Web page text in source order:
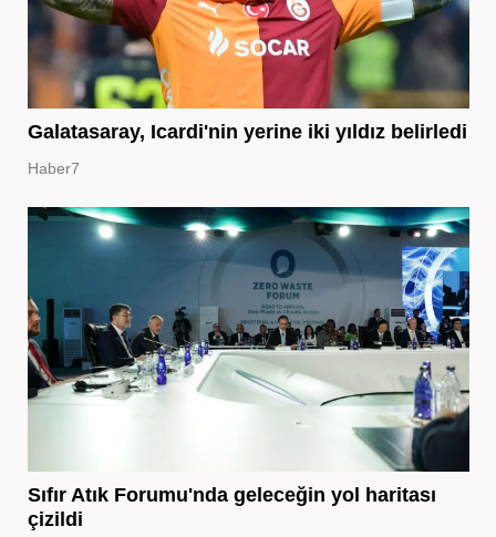
Galatasaray, Icardi'nin yerine iki yıldız belirledi
Haber7
Sıfır Atık Forumu'nda geleceğin yol haritası
çizildi